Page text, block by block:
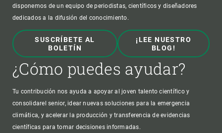
disponemos de un equipo de periodistas, científicos y diseñadores
dedicados a la difusión del conocimiento.
SUSCRÍBETE AL
BOLETÍN
¡LEE NUESTRO
BLOG!
¿Cómo puedes ayudar?
Tu contribución nos ayuda a apoyar al joven talento científico y
consolidarel senior, idear nuevas soluciones para la emergencia
climática, y acelerar la producción y transferencia de evidencias
científicas para tomar decisiones informadas.